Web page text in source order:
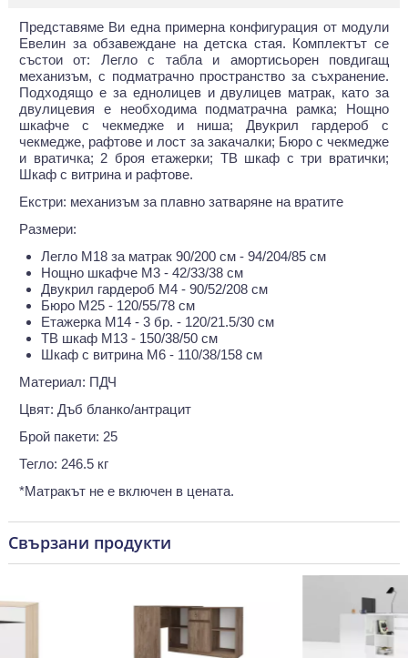
Представяме Ви една примерна конфигурация от модули
Евелин за обзавеждане на детска стая. Комплектът се
състои от: Легло с табла и амортисьорен повдигащ
механизъм, с подматрачно пространство за съхранение.
Подходящо е за еднолицев и двулицев матрак, като за
двулицевия е необходима подматрачна рамка; Нощно
шкафче с чекмедже и ниша; Двукрил гардероб с
чекмедже, рафтове и лост за закачалки; Бюро с чекмедже
и вратичка; 2 броя етажерки; ТВ шкаф с три вратички;
Шкаф с витрина и рафтове.
Екстри: механизъм за плавно затваряне на вратите
Размери:
Легло М18 за матрак 90/200 см - 94/204/85 см
Нощно шкафче М3 - 42/33/38 см
Двукрил гардероб М4 - 90/52/208 см
Бюро М25 - 120/55/78 см
Етажерка М14 - 3 бр. - 120/21.5/30 см
ТВ шкаф М13 - 150/38/50 см
Шкаф с витрина М6 - 110/38/158 см
Материал: ПДЧ
Цвят: Дъб бланко/антрацит
Брой пакети: 25
Тегло: 246.5 кг
*Матракът не е включен в цената.
Свързани продукти